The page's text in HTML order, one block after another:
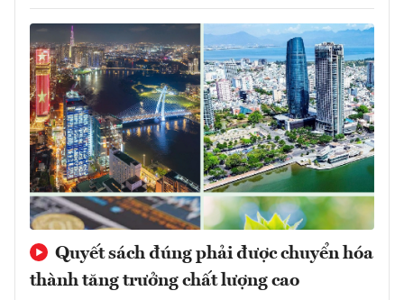
Quyết sách đúng phải được chuyển hóa
thành tăng trưởng chất lượng cao